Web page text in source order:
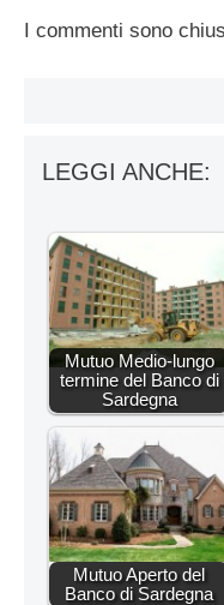
I commenti sono
LEGGI ANCHE:
Mutuo Medio-lungo
termine del Banco di
Sardegna
Mutuo Aperto del
Banco di Sardegna